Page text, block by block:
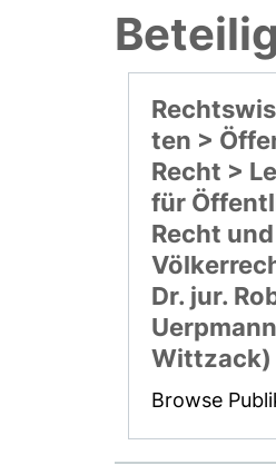
ten >
Recht >
für
Recht und
Dr. jur.
Wittzack)
Browse